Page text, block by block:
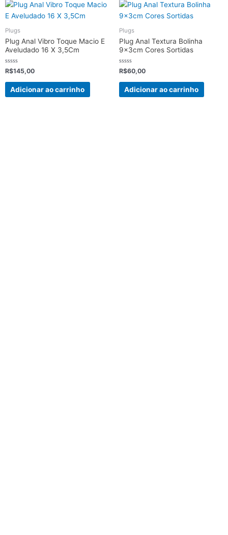
Plugs
Plug Anal Vibro Toque Macio E
Aveludado 16 X 3,5Cm
Avaliação
0
de
R$145,00
Adicionar ao carrinho
Plugs
Plug Anal Textura Bolinha
9x3cm Cores Sortidas
Avaliação
0
de
R$60,00
Adicionar ao carrinho